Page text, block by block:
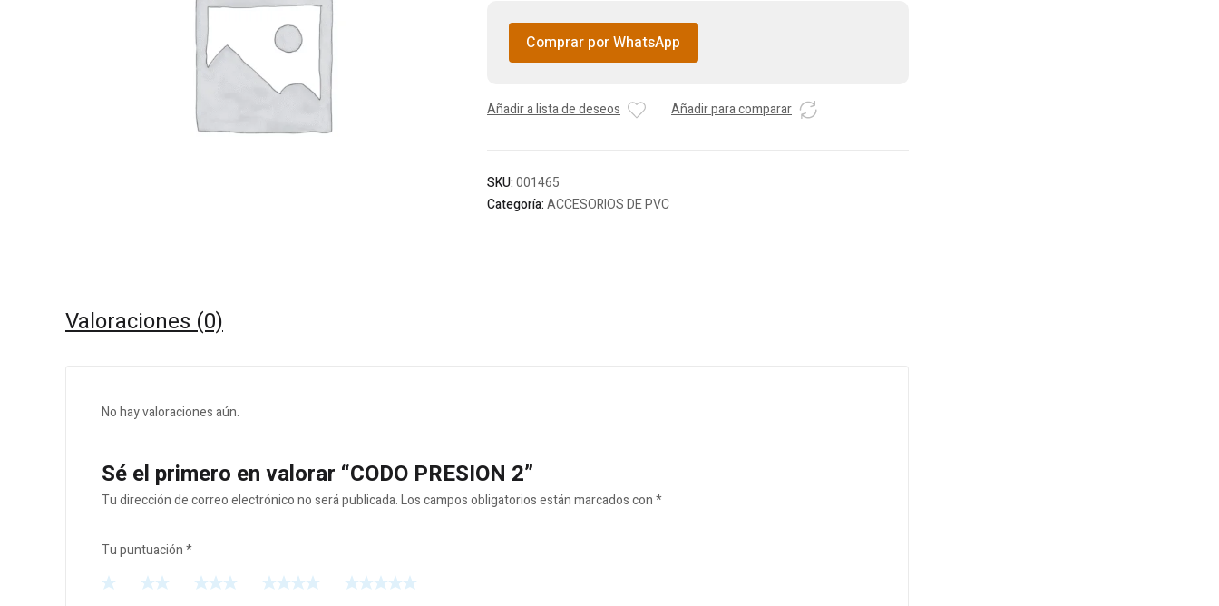
Comprar por WhatsApp
Añadir a lista de deseos Añadir para comparar
SKU:001465
Categoría:ACCESORIOS DE PVC
Valoraciones (0)
No hay valoraciones aún.
Sé el primero en valorar “CODO PRESION 2”
Tu dirección de correo electrónico no será publicada.Los campos obligatorios están marcados con*
Tu puntuación*